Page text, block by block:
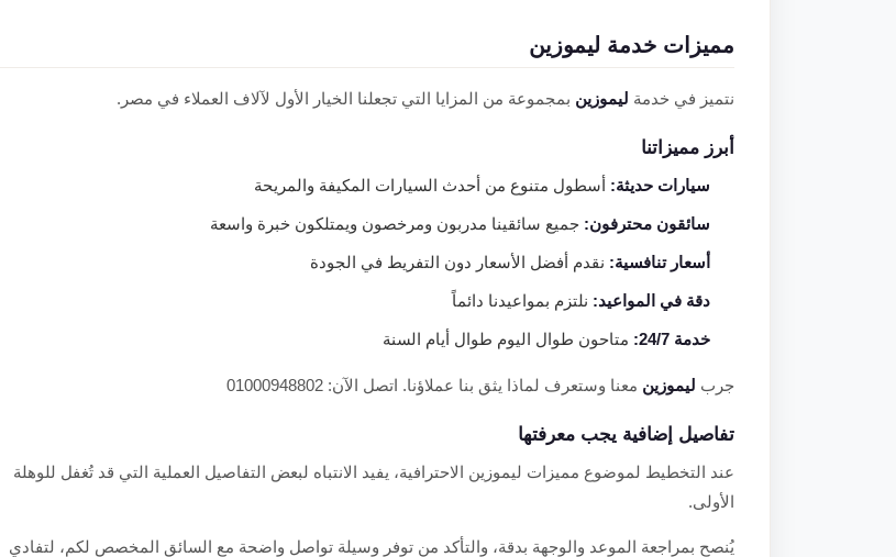
مميزات خدمة ليموزين
نتميز في خدمة ليموزين بمجموعة من المزايا التي تجعلنا الخيار الأول لآلاف العملاء في مصر.
أبرز مميزاتنا
سيارات حديثة: أسطول متنوع من أحدث السيارات المكيفة والمريحة
سائقون محترفون: جميع سائقينا مدربون ومرخصون ويمتلكون خبرة واسعة
أسعار تنافسية: نقدم أفضل الأسعار دون التفريط في الجودة
دقة في المواعيد: نلتزم بمواعيدنا دائماً
خدمة 24/7: متاحون طوال اليوم طوال أيام السنة
جرب ليموزين معنا وستعرف لماذا يثق بنا عملاؤنا. اتصل الآن: 01000948802
تفاصيل إضافية يجب معرفتها
عند التخطيط لموضوع مميزات ليموزين الاحترافية، يفيد الانتباه لبعض التفاصيل العملية التي قد تُغفل للوهلة
الأولى.
يُنصح بمراجعة الموعد والوجهة بدقة، والتأكد من توفر وسيلة تواصل واضحة مع السائق المخصص لكم، لتفادي